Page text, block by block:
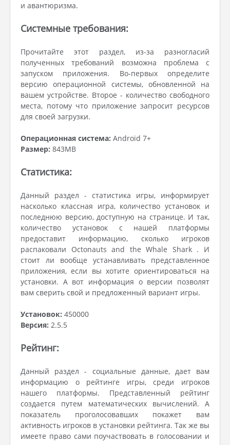
и авантюризма.
Системные требования:
Прочитайте этот раздел, из-за разногласий
полученных требований возможна проблема с
запуском приложения. Во-первых определите
версию операционной системы, обновленной на
вашем устройстве. Второе - количество свободного
места, потому что приложение запросит ресурсов
для своей загрузки.
Операционная система: Android 7+
Размер: 843MB
Статистика:
Данный раздел - статистика игры, информирует
насколько классная игра, количество установок и
последнюю версию, доступную на странице. И так,
количество установок с нашей платформы
предоставит информацию, сколько игроков
распаковали Octonauts and the Whale Shark . И
стоит ли вообще устанавливать представленное
приложения, если вы хотите ориентироваться на
установки. А вот информация о версии позволят
вам сверить свой и предложенный вариант игры.
Установок: 450000
Версия: 2.5.5
Рейтинг:
Данный раздел - социальные данные, дает вам
информацию о рейтинге игры, среди игроков
нашего платформы. Представленный рейтинг
создается путем математических вычислений. А
показатель проголосовавших покажет вам
активность игроков в установки рейтинга. Так же вы
имеете право сами поучаствовать в голосовании и